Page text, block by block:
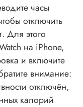
часы
отключить
Для этого
на iPhone,
и включите
внимание:
отключён,
калорий